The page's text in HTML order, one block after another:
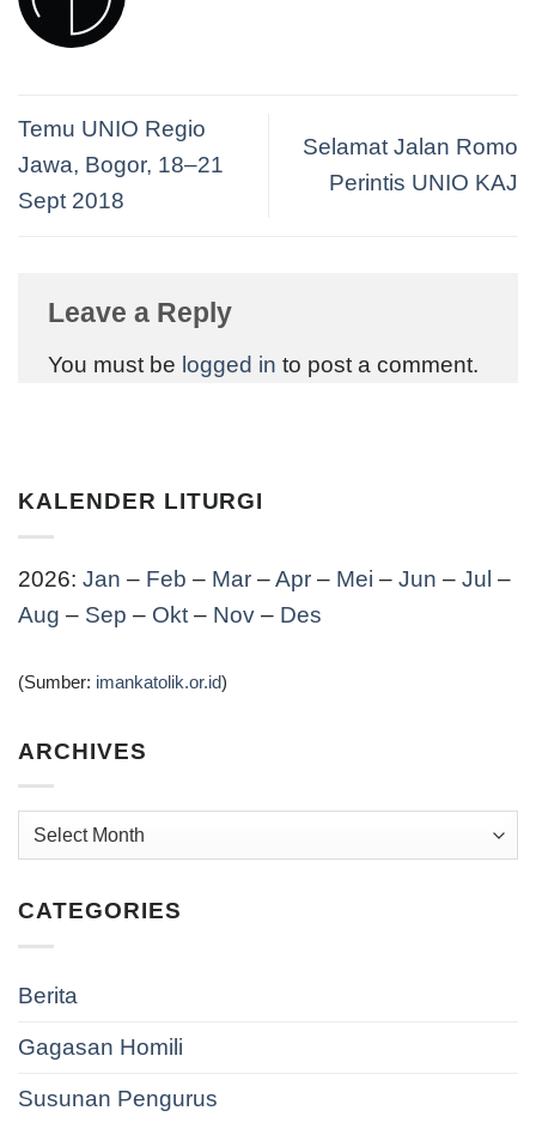
KALENDER LITURGI
2026: Jan – Feb – Mar –Apr – Mei – Jun – Jul –
Aug – Sep – Okt – Nov – Des
(Sumber: imankatolik.or.id)
ARCHIVES
Archives
CATEGORIES
Berita
Gagasan Homili
Susunan Pengurus
Temu UNIO Regio
Jawa, Bogor, 18–21
Sept 2018
Selamat Jalan Romo
Perintis UNIO KAJ
Leave a Reply
You must be logged in to post a comment.